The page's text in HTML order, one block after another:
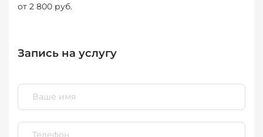
от 2 800 руб.
Запись на услугу